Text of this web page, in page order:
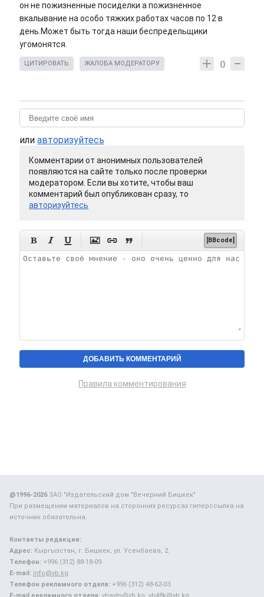
он не пожизненные посиделки а пожизненное
вкалывание на особо тяжких работах часов по 12 в
день.Может быть тогда наши беспредельщики
угомонятся.
0
ЦИТИРОВАТЬ ЖАЛОБА МОДЕРАТОРУ
или авторизуйтесь
Комментарии от анонимных пользователей
появляются на сайте только после проверки
модератором. Если вы хотите, чтобы ваш
комментарий был опубликован сразу, то
авторизуйтесь
      [BBcode]
Правила комментирования
@1996-2026ЗАО "Издательский дом "Вечерний Бишкек"
При размещении материалов на сторонних ресурсах гиперссылка на
источник обязательна.
Контакты редакции:
Адрес: Кыргызстан, г. Бишкек, ул. Усенбаева, 2.
Телефон: +996 (312) 88-18-09.
E-mail: info@vb.kg
Телефон рекламного отдела: +996 (312) 48-62-03.